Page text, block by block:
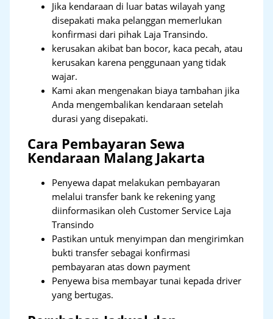
Jika kendaraan di luar batas wilayah yang
disepakati maka pelanggan memerlukan
konfirmasi dari pihak Laja Transindo.
kerusakan akibat ban bocor, kaca pecah, atau
kerusakan karena penggunaan yang tidak
wajar.
Kami akan mengenakan biaya tambahan jika
Anda mengembalikan kendaraan setelah
durasi yang disepakati.
Cara Pembayaran Sewa
Kendaraan Malang Jakarta
Penyewa dapat melakukan pembayaran
melalui transfer bank ke rekening yang
diinformasikan oleh Customer Service Laja
Transindo
Pastikan untuk menyimpan dan mengirimkan
bukti transfer sebagai konfirmasi
pembayaran atas down payment
Penyewa bisa membayar tunai kepada driver
yang bertugas.